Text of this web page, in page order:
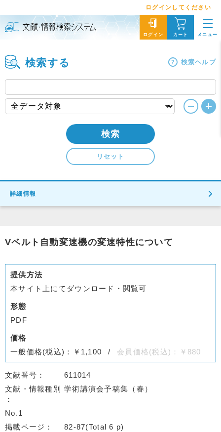
ログインしてください
ログイン カート メニュー
検索する 検索ヘルプ
検索
リセット
詳細情報
Vベルト自動変速機の変速特性について
提供方法
本サイト上にてダウンロード・閲覧可
形態
PDF
価格
一般価格(税込)：￥1,100
会員価格(税込)：￥880
文献番号
611014
文献・情報種別
学術講演会予稿集（春）
No.1
掲載ページ
82-87(Total 6 p)